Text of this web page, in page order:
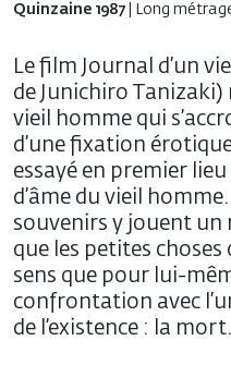
Quinzaine 1987 | Long
Le film Journal d’un
de Junichiro Tanizaki)
vieil homme qui
d’une fixation
essayé en premier
d’âme du vieil homme.
souvenirs y jouent
que les petites choses
sens que pour lui-
confrontation avec
de l’existence : la